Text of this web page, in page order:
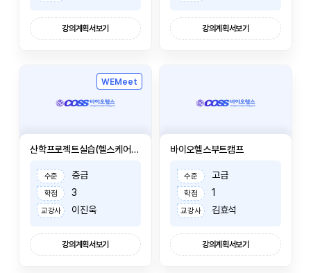
강의계획서보기 강의계획서보기
WEMeet
산학프로젝트실습(헬스케어소프트웨어)II
수준 중급
학점 3
교강사 이진욱
강의계획서보기
바이오헬스부트캠프
수준 고급
학점 1
교강사 김효석
강의계획서보기